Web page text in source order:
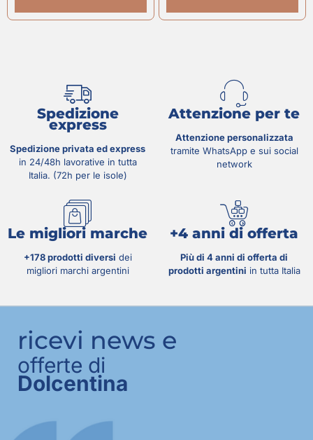
Spedizione
express
Spedizione privata ed express
in 24/48h lavorative in tutta
Italia. (72h per le isole)
Attenzione per te
Attenzione personalizzata
tramite WhatsApp e sui social
network
Le migliori marche
+178 prodotti diversi dei
migliori marchi argentini
+4 anni di offerta
Più di 4 anni di offerta di
prodotti argentini in tutta Italia
ricevi news e
offerte di
Dolcentina